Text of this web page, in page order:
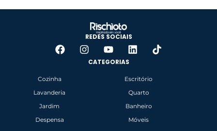
REDES SOCIAIS
CATEGORIAS
Cozinha
Lavanderia
Jardim
Despensa
Escritório
Quarto
Banheiro
Móveis